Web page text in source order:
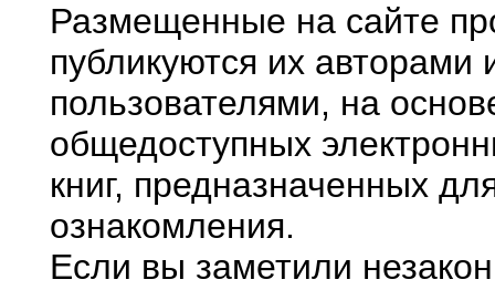
Размещенные на сайте
публикуются их авторами
пользователями, на
общедоступных
книг, предназначенных
ознакомления.
Если вы заметили